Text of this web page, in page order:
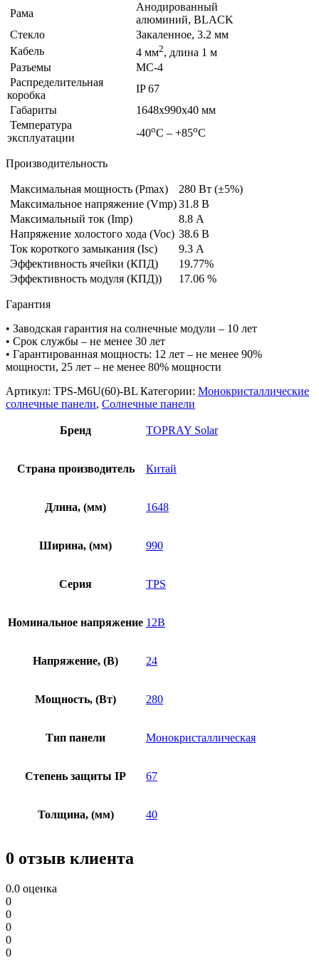
Рама
Анодированный
алюминий, BLACK
Стекло
Закаленное, 3.2 мм
Кабель
4 мм2, длина 1 м
Разъемы
МС-4
Распределительная
коробка
IP 67
Габариты
1648х990х40 мм
Температура
эксплуатации
-40оС – +85оС
Производительность
Максимальная мощность (Pmax)
280 Вт (±5%)
Максимальное напряжение (Vmp)31.8 В
Максимальный ток (Imp)
8.8 А
Напряжение холостого хода (Voc) 38.6 В
Ток короткого замыкания (Isc)
9.3 А
Эффективность ячейки (КПД)
19.77%
Эффективность модуля (КПД))
17.06 %
Гарантия
• Заводская гарантия на солнечные модули – 10 лет
• Срок службы – не менее 30 лет
• Гарантированная мощность: 12 лет – не менее 90%
мощности, 25 лет – не менее 80% мощности
Артикул: TPS-M6U(60)-BL Категории: Монокристаллические
солнечные панели, Солнечные панели
Бренд TOPRAY Solar
Страна производитель Китай
Длина, (мм) 1648
Ширина, (мм) 990
Серия TPS
Номинальное напряжение 12В
Напряжение, (В) 24
Мощность, (Вт) 280
Тип панели Монокристаллическая
Степень защиты IP 67
Толщина, (мм) 40
0 отзыв клиента
0.0 оценка
0
0
0
0
0